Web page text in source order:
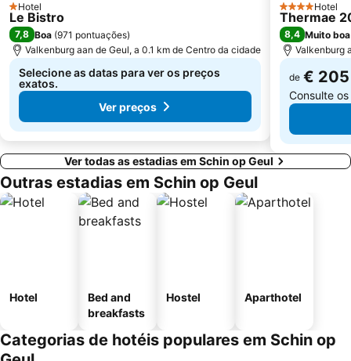
1 Estrelas
Hotel
Le Bistro
7,8 Boa (971 pontuações)
Valkenburg aan de Geul, a 0.1 km de Centro da cidade
Selecione as datas para ver os preços
exatos.
Ver preços
4 Estrelas
Hotel
Thermae
8,4 Muito boa
Valkenburg
de € 205
Consulte
Ver todas as estadias em Schin op Geul
Outras estadias em Schin op Geul
Hotel
Bed and
breakfasts
Hostel Aparthotel
Categorias de hotéis populares em Schin op